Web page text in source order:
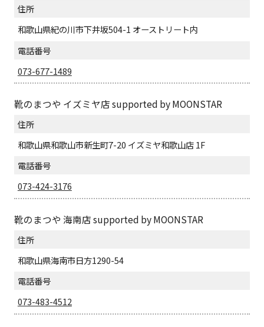
住所
和歌山県紀の川市下井坂504-1 オーストリート内
電話番号
073-677-1489
靴のまつや イズミヤ店 supported by MOONSTAR
住所
和歌山県和歌山市新生町7-20 イズミヤ和歌山店 1F
電話番号
073-424-3176
靴のまつや 海南店 supported by MOONSTAR
住所
和歌山県海南市日方1290-54
電話番号
073-483-4512